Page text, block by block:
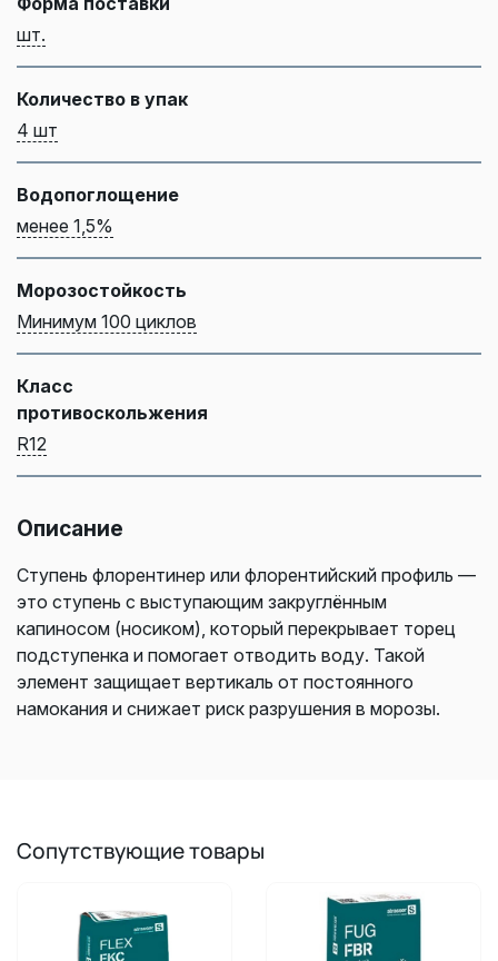
шт.
Количество в упак
4 шт
Водопоглощение
менее 1,5%
Морозостойкость
Минимум 100 циклов
Класс
противоскольжения
R12
Описание
Ступень флорентинер или флорентийский профиль —
это ступень с выступающим закруглённым
капиносом (носиком), который перекрывает торец
подступенка и помогает отводить воду. Такой
элемент защищает вертикаль от постоянного
намокания и снижает риск разрушения в морозы.
Сопутствующие товары